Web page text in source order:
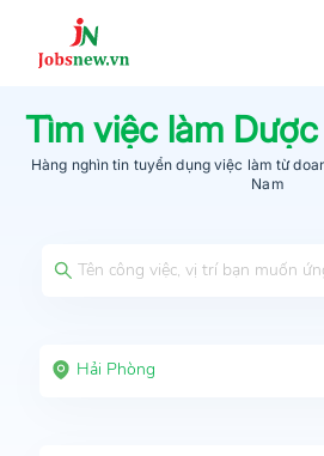
Tìm việc làm Dược
Hàng nghìn tin tuyển dụng việc làm từ
Nam
Hải Phòng